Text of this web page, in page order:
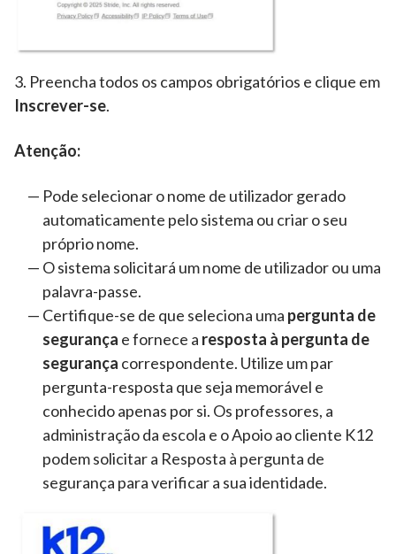
3. Preencha todos os campos obrigatórios e clique em
Inscrever-se.
Atenção:
Pode selecionar o nome de utilizador gerado
automaticamente pelo sistema ou criar o seu
próprio nome.
O sistema solicitará um nome de utilizador ou uma
palavra-passe.
Certifique-se de que seleciona uma pergunta de
segurança e fornece a resposta à pergunta de
segurança correspondente. Utilize um par
pergunta-resposta que seja memorável e
conhecido apenas por si. Os professores, a
administração da escola e o Apoio ao cliente K12
podem solicitar a Resposta à pergunta de
segurança para verificar a sua identidade.